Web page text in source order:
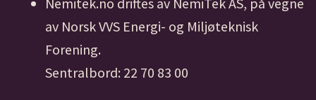
av Norsk VVS Energi- og Miljøteknisk
Forening.
Sentralbord: 22 70 83 00